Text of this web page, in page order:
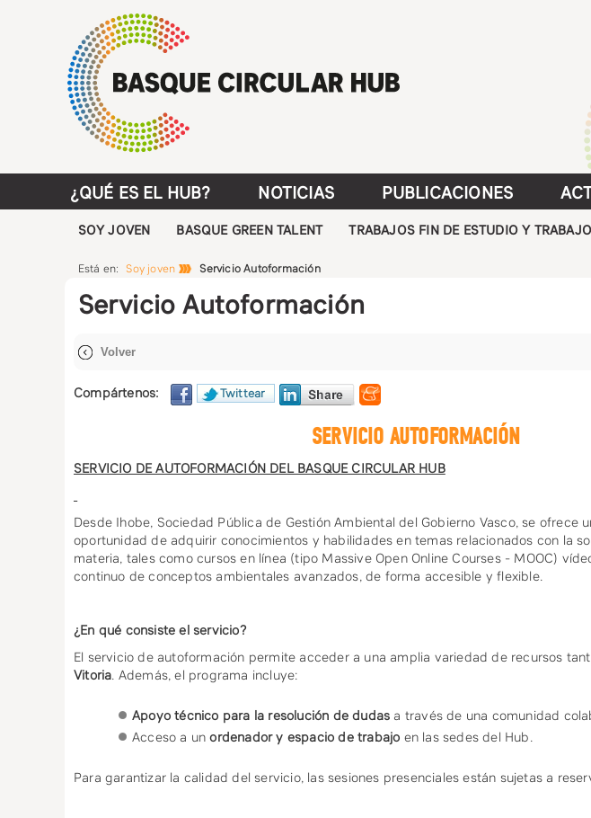
¿QUÉ ES EL HUB? NOTICIAS PUBLICACIONES
SOY JOVEN BASQUE GREEN TALENT TRABAJOS FIN DE ESTUDIO Y
Está en: Soy joven Servicio Autoformación
Servicio Autoformación
Compártenos: Twittear
SERVICIO AUTOFORMACIÓN
SERVICIO DE AUTOFORMACIÓN DEL BASQUE CIRCULAR HUB
Desde Ihobe, Sociedad Pública de Gestión Ambiental del Gobierno Vasco, se
oportunidad de adquirir conocimientos y habilidades en temas relacionados con la
materia, tales como cursos en línea (tipo Massive Open Online Courses - MOOC)
continuo de conceptos ambientales avanzados, de forma accesible y flexible.
¿En qué consiste el servicio?
El servicio de autoformación permite acceder a una amplia variedad de recursos
Vitoria. Además, el programa incluye:
Apoyo técnico para la resolución de dudas a través de una comunidad
Acceso a unordenador y espacio de trabajo en las sedes del Hub.
Para garantizar la calidad del servicio, las sesiones presenciales están sujetas a